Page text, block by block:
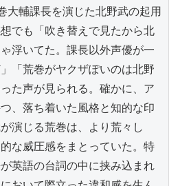
大輔課長を演じた北野武の起用
でも「吹き替えで見たから北
浮いてた。課長以外声優が一
「荒巻がヤクザぽいのは北野
た声が見られる。確かに、ア
、落ち着いた風格と知的な印
演じる荒巻は、より荒々し
な威圧感をまとっていた。特
英語の台詞の中に挟み込まれ